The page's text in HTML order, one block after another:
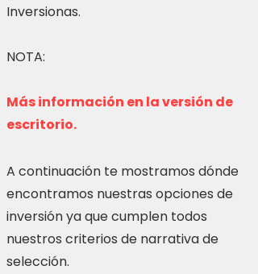
Inversionas.
NOTA:
Más información en la versión de
escritorio.
A continuación te mostramos dónde
encontramos nuestras opciones de
inversión ya que cumplen todos
nuestros criterios de narrativa de
selección.